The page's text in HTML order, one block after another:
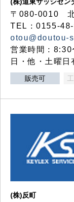
〒080-0010 北
TEL：0155-
otou@doutou-
営業時間：
日・他・土曜日
販売可
(株)反町